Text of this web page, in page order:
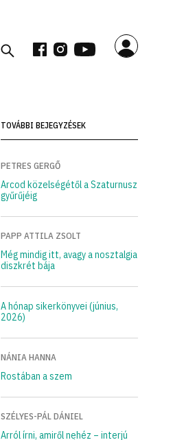
TOVÁBBI BEJEGYZÉSEK
PETRES GERGŐ
Arcod közelségétől a Szaturnusz
gyűrűjéig
PAPP ATTILA ZSOLT
Még mindig itt, avagy a nosztalgia
diszkrét bája
A hónap sikerkönyvei (június,
2026)
NÁNIA HANNA
Rostában a szem
SZÉLYES-PÁL DÁNIEL
Arról írni, amiről nehéz – interjú